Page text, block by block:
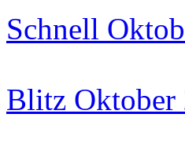
Schnell
Blitz Oktober